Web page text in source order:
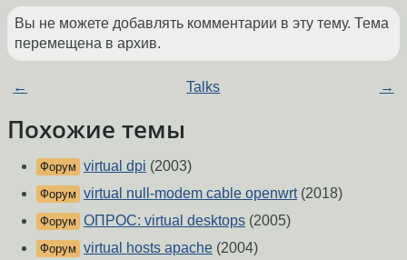
Вы не можете добавлять комментарии в эту тему. Тема
перемещена в архив.
← Talks →
Похожие темы
Форум virtual dpi (2003)
Форум virtual null-modem cable openwrt(2018)
Форум ОПРОС: virtual desktops (2005)
Форум virtual hosts apache (2004)